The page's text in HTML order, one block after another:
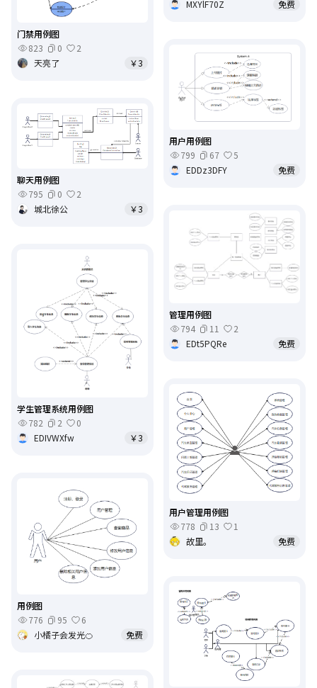
MXYlF70Z
免费
门禁用例图
823
0
2
天亮了
￥3
用户用例图
799
67
5
EDDz3DFY
免费
聊天用例图
795
0
2
城北徐公
￥3
管理用例图
794
11
2
EDt5PQRe
免费
学生管理系统用例图
782
2
0
EDIVWXfw
￥3
用户管理用例图
778
13
1
故里。
免费
用例图
776
95
6
小橘子会发光🍊
免费